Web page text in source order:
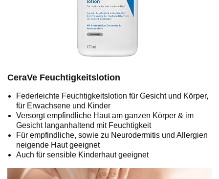
CeraVe Feuchtigkeitslotion
Federleichte Feuchtigkeitslotion für Gesicht und Körper,
für Erwachsene und Kinder
Versorgt empfindliche Haut am ganzen Körper & im
Gesicht langanhaltend mit Feuchtigkeit
Für empfindliche, sowie zu Neurodermitis und Allergien
neigende Haut geeignet
Auch für sensible Kinderhaut geeignet